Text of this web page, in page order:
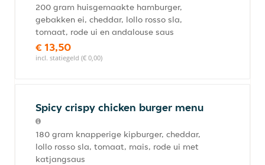
200 gram huisgemaakte hamburger,
gebakken ei, cheddar, lollo rosso sla,
tomaat, rode ui en andalouse saus
€ 13,50
incl. statiegeld (€ 0,00)
Spicy crispy chicken burger menu
180 gram knapperige kipburger, cheddar,
lollo rosso sla, tomaat, mais, rode ui met
katjangsaus